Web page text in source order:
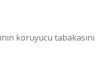
koruyucu tabakasını